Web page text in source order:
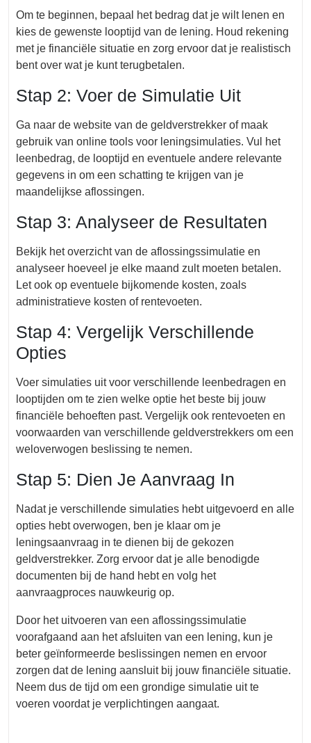
Om te beginnen, bepaal het bedrag dat je wilt lenen en
kies de gewenste looptijd van de lening. Houd rekening
met je financiële situatie en zorg ervoor dat je realistisch
bent over wat je kunt terugbetalen.
Stap 2: Voer de Simulatie Uit
Ga naar de website van de geldverstrekker of maak
gebruik van online tools voor leningsimulaties. Vul het
leenbedrag, de looptijd en eventuele andere relevante
gegevens in om een schatting te krijgen van je
maandelijkse aflossingen.
Stap 3: Analyseer de Resultaten
Bekijk het overzicht van de aflossingssimulatie en
analyseer hoeveel je elke maand zult moeten betalen.
Let ook op eventuele bijkomende kosten, zoals
administratieve kosten of rentevoeten.
Stap 4: Vergelijk Verschillende
Opties
Voer simulaties uit voor verschillende leenbedragen en
looptijden om te zien welke optie het beste bij jouw
financiële behoeften past. Vergelijk ook rentevoeten en
voorwaarden van verschillende geldverstrekkers om een
weloverwogen beslissing te nemen.
Stap 5: Dien Je Aanvraag In
Nadat je verschillende simulaties hebt uitgevoerd en alle
opties hebt overwogen, ben je klaar om je
leningsaanvraag in te dienen bij de gekozen
geldverstrekker. Zorg ervoor dat je alle benodigde
documenten bij de hand hebt en volg het
aanvraagproces nauwkeurig op.
Door het uitvoeren van een aflossingssimulatie
voorafgaand aan het afsluiten van een lening, kun je
beter geïnformeerde beslissingen nemen en ervoor
zorgen dat de lening aansluit bij jouw financiële situatie.
Neem dus de tijd om een grondige simulatie uit te
voeren voordat je verplichtingen aangaat.